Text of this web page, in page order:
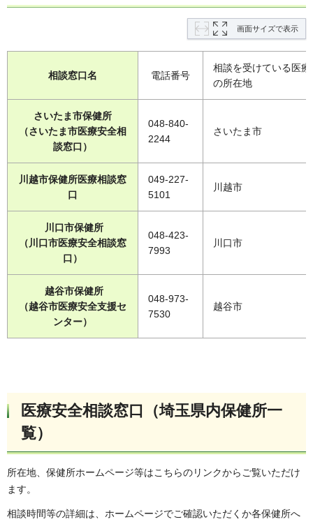
画面サイズで表示
相談窓口名 電話番号
相談を受けている医療
の所在地
さいたま市保健所
（さいたま市医療安全相
談窓口）
048-840-
2244
さいたま市
川越市保健所医療相談窓
口
049-227-
5101
川越市
川口市保健所
（川口市医療安全相談窓
口）
048-423-
7993
川口市
越谷市保健所
（越谷市医療安全支援セ
ンター）
048-973-
7530
越谷市
医療安全相談窓口（埼玉県内保健所一
覧）
所在地、保健所ホームページ等はこちらのリンクからご覧いただけ
ます。
相談時間等の詳細は、ホームページでご確認いただくか各保健所へ